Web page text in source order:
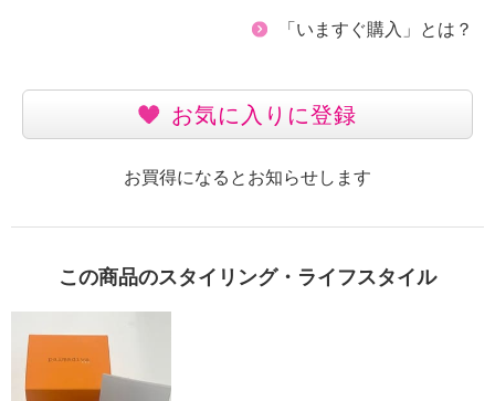
「いますぐ購入」とは？
お気に入りに登録
お買得になるとお知らせします
この商品のスタイリング・ライフスタイル